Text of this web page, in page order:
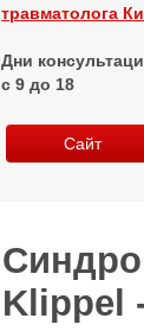
травматолога
Дни
с 9 до 18
Сайт
Klippel